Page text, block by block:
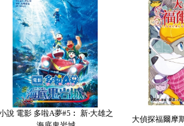
說 電影 多啦A夢#5︰ 新‧大雄之
大偵探福爾摩